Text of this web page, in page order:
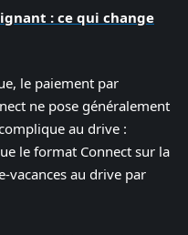
: ce qui change
le paiement par
ne pose généralement
au drive :
le format Connect sur la
vacances au drive par